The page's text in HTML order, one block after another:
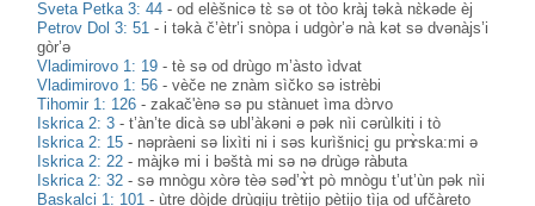
Sveta Petka 3: 44 -od elèšnicə tɛ̀ sə ot tòo kràj təkà nɛ̀kəde èj
Petrov Dol 3: 51 - i təkà č’ètr’i snòpa i udgòr’ə nà kət sə dvənàjs’i
gòr’ə
Vladimirovo 1: 19 -tè sə od drùgo m’àsto ìdvat
Vladimirovo 1: 56 -vèče ne znàm sìčko sə istrèbi
Tihomir 1: 126 -zakač'ènə sə pu stànuet ìma dɔ̀rvo
Iskrica 2: 3 -t’àn’te dicà sə ubl’àkəni ə pək nìi cərùlkiti i tò
Iskrica 2: 15 - nəpràeni sə lixìti ni i səs kurìšnici̥ gu prɤ̀ska:mi ə
Iskrica 2: 22 - màjkə mi i bəštà mi sə nə drùgə ràbuta
Iskrica 2: 32 -sə mnògu xòrə tèə səd’ɤ̀t pò mnògu t’ut’ùn pək nìi
Baskalci 1: 101 - ùtre dòjde drùgiju trètijo pètijo tìja od ufčàreto